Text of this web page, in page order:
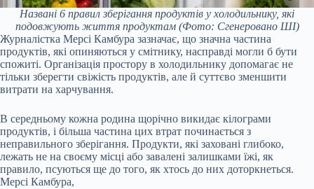
Названі 6 правил зберігання продуктів у холодильнику, які
подовжують життя продуктам(Фото: Сгенеровано ШІ)
Журналістка Мерсі Камбура зазначає, що значна частина
продуктів, які опиняються у смітнику, насправді могли б бути
спожиті. Організація простору в холодильнику допомагає не
тільки зберегти свіжість продуктів, але й суттєво зменшити
витрати на харчування.
В середньому кожна родина щорічно викидає кілограми
продуктів, і більша частина цих втрат починається з
неправильного зберігання. Продукти, які заховані глибоко,
лежать не на своєму місці або завалені залишками їжі, як
правило, псуються ще до того, як хтось до них доторкнеться.
Мерсі Камбура,